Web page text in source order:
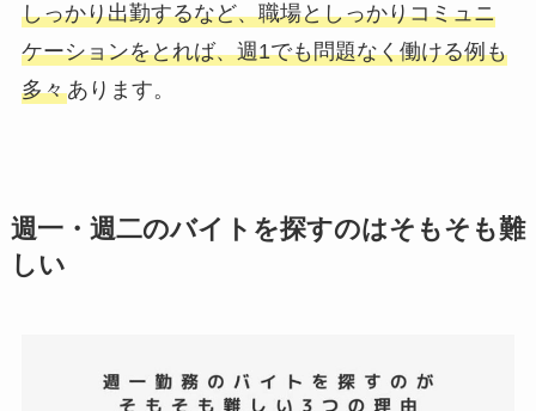
しっかり出勤するなど、職場としっかりコミュニ
ケーションをとれば、週1でも問題なく働ける例も
多々あります。
週一・週二のバイトを探すのはそもそも難
しい